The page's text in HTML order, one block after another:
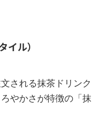
イル）
される抹茶ドリンク
やかさが特徴の「抹